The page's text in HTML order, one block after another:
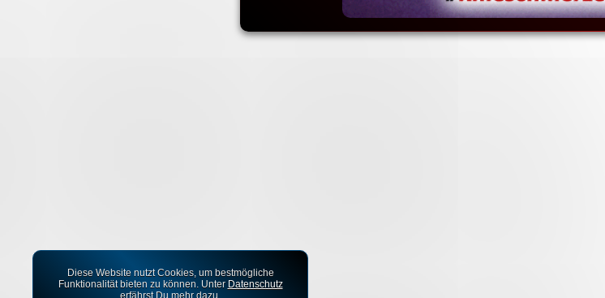
Diese Website nutzt Cookies, um bestmögliche
Funktionalität bieten zu können. Unter Datenschutz
erfährst Du mehr dazu.